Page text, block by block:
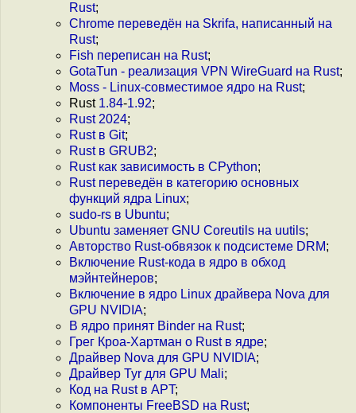
Rust;
Chrome переведён на Skrifa, написанный на
Rust;
Fish переписан на Rust;
GotaTun - реализация VPN WireGuard на Rust;
Moss - Linux-совместимое ядро на Rust;
Rust 1.84-1.92;
Rust 2024;
Rust в Git;
Rust в GRUB2;
Rust как зависимость в CPython;
Rust переведён в категорию основных
функций ядра Linux;
sudo-rs в Ubuntu;
Ubuntu заменяет GNU Coreutils на uutils;
Авторство Rust-обвязок к подсистеме DRM;
Включение Rust-кода в ядро в обход
мэйнтейнеров;
Включение в ядро Linux драйвера Nova для
GPU NVIDIA;
В ядро принят Binder на Rust;
Грег Кроа-Хартман о Rust в ядре;
Драйвер Nova для GPU NVIDIA;
Драйвер Tyr для GPU Mali;
Код на Rust в APT;
Компоненты FreeBSD на Rust;